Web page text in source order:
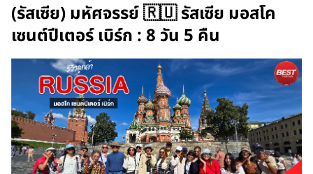
(รัสเซีย) มหัศจรรย์ 🇷🇺 รัสเซีย มอสโค
เซนต์ปีเตอร์ เบิร์ก : 8 วัน 5 คืน